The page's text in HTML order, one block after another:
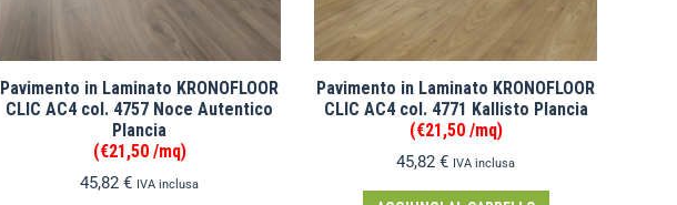
Pavimento in Laminato KRONOFLOOR
CLIC AC4 col. 4757 Noce Autentico
Plancia
(€21,50 /mq)
45,82 € IVA inclusa
Pavimento in Laminato KRONOFLOOR
CLIC AC4 col. 4771 Kallisto Plancia
(€21,50 /mq)
45,82 € IVA inclusa